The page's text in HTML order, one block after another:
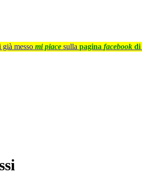
già messo mi piace sulla pagina facebook di